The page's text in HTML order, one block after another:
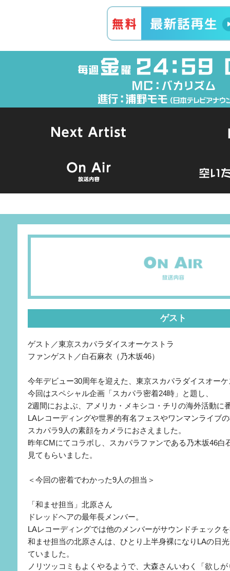
ゲスト
ゲスト／東京スカパラダイスオーケストラ
ファンゲスト／白石麻衣（乃木坂46）
今年デビュー30周年を迎えた、東京スカパラダイスオー
今回はスペシャル企画「スカパラ密着24時」と題し、
2週間におよぶ、アメリカ・メキシコ・チリの海外活動に
LAレコーディングや世界的有名フェスやワンマンライブ
スカパラ9人の素顔をカメラにおさえました。
昨年CMにてコラボし、スカパラファンである乃木坂46白
見てもらいました。
＜今回の密着でわかった9人の担当＞
「和ませ担当」北原さん
ドレッドヘアの最年長メンバー。
LAレコーディングでは他のメンバーがサウンドチェック
和ませ担当の北原さんは、ひとり上半身裸になりLAの日
ていました。
ノリツッコミもよくやるようで、大森さんいわく「欲し